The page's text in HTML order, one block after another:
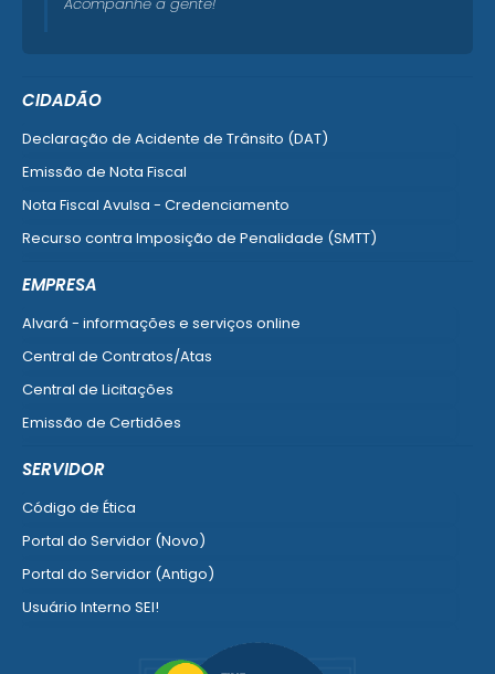
CIDADÃO
Declaração de Acidente de Trânsito (DAT)
Emissão de Nota Fiscal
Nota Fiscal Avulsa - Credenciamento
Recurso contra Imposição de Penalidade (SMTT)
EMPRESA
Alvará - informações e serviços online
Central de Contratos/Atas
Central de Licitações
Emissão de Certidões
SERVIDOR
Código de Ética
Portal do Servidor (Novo)
Portal do Servidor (Antigo)
Usuário Interno SEI!